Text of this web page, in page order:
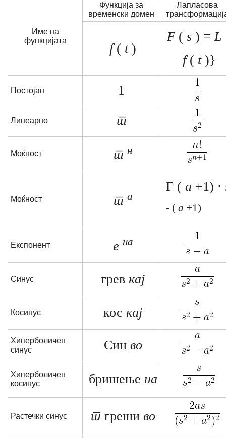
Име на
функцијата
Функција за
временски домен
Лапласова
f( t)
F( s) =L
f( t)}
Постојан 1
Линеарно т
Моќност т н
Моќност т а
Γ ( a +1) ⋅
- ( a +1)
Експонент е на
Синус грев кај
Косинус кос кај
Хиперболичен
синус
Син во
Хиперболичен
косинус
бришење на
Растечки синус тгреши во